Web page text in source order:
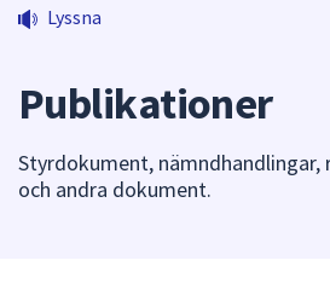
Lyssna
Publikationer
Styrdokument,
och andra dokument.